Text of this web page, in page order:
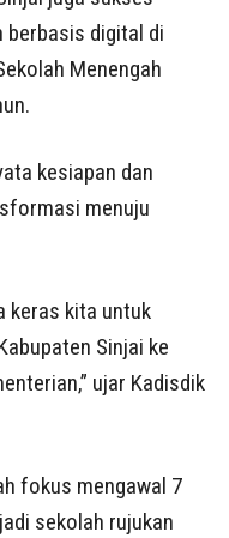
berbasis digital di
Menengah
kesiapan dan
menuju
keras kita untuk
Sinjai ke
ujar Kadisdik
fokus mengawal 7
sekolah rujukan